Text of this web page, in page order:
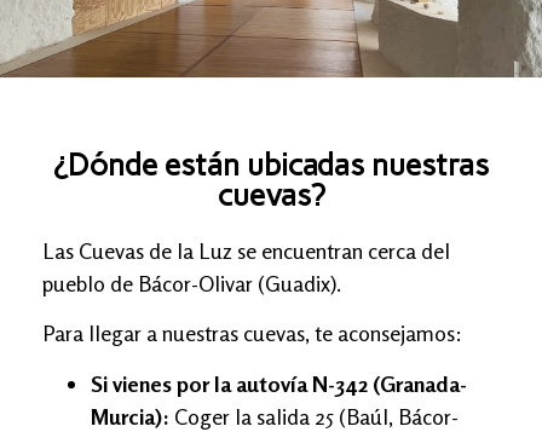
¿Dónde están ubicadas nuestras
cuevas?
Las Cuevas de la Luz se encuentran cerca del
pueblo de Bácor-Olivar (Guadix).
Para llegar a nuestras cuevas, te aconsejamos:
Si vienes por la autovía N-342 (Granada-
Murcia): Coger la salida 25 (Baúl, Bácor-